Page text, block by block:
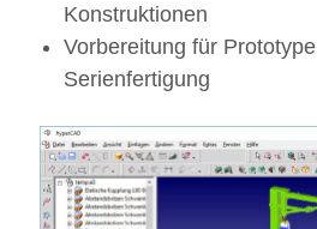
Konstruktionen
Vorbereitung für
Serienfertigung